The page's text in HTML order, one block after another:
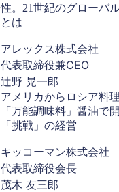
性。21世紀のグローバ
とは
アレックス株式会社
代表取締役兼CEO
辻野 晃一郎
アメリカからロシア料
「万能調味料」醤油で開
「挑戦」の経営
キッコーマン株式会社
代表取締役会長
茂木 友三郎